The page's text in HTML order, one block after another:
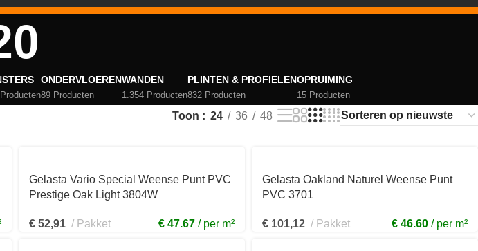
ONDERVLOEREN
89 Producten
WANDEN
1.354 Producten
PLINTEN & PROFIELEN
832 Producten
OPRUIMING
15 Producten
Toon 24 36 48
Gelasta Vario Special Weense Punt PVC
Prestige Oak Light 3804W
€ 52,91 Pakket € 47.67 per m²
Gelasta Oakland Naturel Weense Punt
PVC 3701
€ 101,12 Pakket € 46.60 per m²